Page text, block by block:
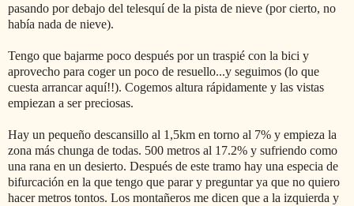
pasando por debajo del telesquí de la pista de nieve (por cierto, no
había nada de nieve).
Tengo que bajarme poco después por un traspié con la bici y
aprovecho para coger un poco de resuello...y seguimos (lo que
cuesta arrancar aquí!!). Cogemos altura rápidamente y las vistas
empiezan a ser preciosas.
Hay un pequeño descansillo al 1,5km en torno al 7% y empieza la
zona más chunga de todas. 500 metros al 17.2% y sufriendo como
una rana en un desierto. Después de este tramo hay una especia de
bifurcación en la que tengo que parar y preguntar ya que no quiero
hacer metros tontos. Los montañeros me dicen que a la izquierda y